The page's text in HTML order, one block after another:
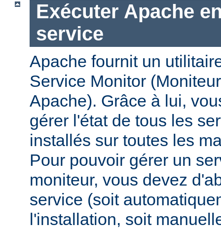
Exécuter Apache
service
Apache fournit un
Service Monitor
Apache). Grâce à lui,
gérer l'état de tous les
installés sur toutes les
Pour pouvoir gérer un
moniteur, vous devez
service (soit
l'installation, soit